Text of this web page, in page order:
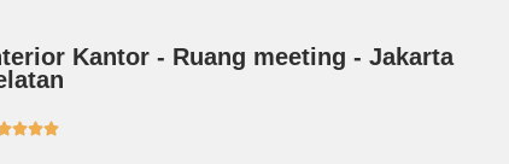
Kantor - Ruang meeting - Jakarta
